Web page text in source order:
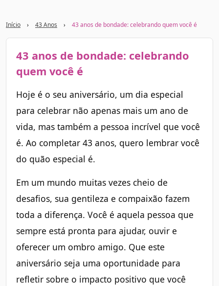
Início › 43 Anos › 43 anos de bondade: celebrando quem você é
43 anos de bondade: celebrando
quem você é
Hoje é o seu aniversário, um dia especial
para celebrar não apenas mais um ano de
vida, mas também a pessoa incrível que você
é. Ao completar 43 anos, quero lembrar você
do quão especial é.
Em um mundo muitas vezes cheio de
desafios, sua gentileza e compaixão fazem
toda a diferença. Você é aquela pessoa que
sempre está pronta para ajudar, ouvir e
oferecer um ombro amigo. Que este
aniversário seja uma oportunidade para
refletir sobre o impacto positivo que você